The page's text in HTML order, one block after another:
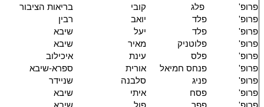
פרופ'
פלג קובי
בריאות הציבור
פרופ'
פלד יואב
רבין
פרופ'
פלד יעל
שיבא
פרופ'
פלוטניק מאיר
שיבא
פרופ'
פלס עינת
איכילוב
פרופ'
פנחס חמיאל אורית
ספרא-שיבא
פרופ'
פניג סלבנה
שניידר
פרופ'
פסח איתי
שיבא
פרופ'
פפר פול
שיבא